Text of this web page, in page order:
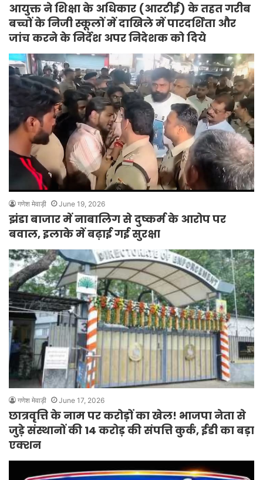
आयुक्त ने शिक्षा के अधिकार (आरटीई) के तहत गरीब
बच्चों के निजी स्कूलों में दाखिले में पारदर्शिता और
जांच करने के निर्देश अपर निदेशक को दिये
गणेश मेवाड़ी June 19, 2026
झंडा बाजार में नाबालिग से दुष्कर्म के आरोप पर
बवाल, इलाके में बढ़ाई गई सुरक्षा
गणेश मेवाड़ी June 17, 2026
छात्रवृत्ति के नाम पर करोड़ों का खेल! भाजपा नेता से
जुड़े संस्थानों की 14 करोड़ की संपत्ति कुर्क, ईडी का बड़ा
एक्शन